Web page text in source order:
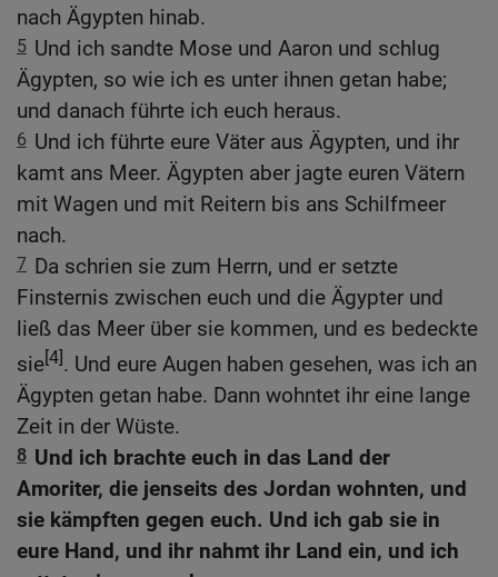
nach Ägypten hinab.
5 Und ich sandte Mose und Aaron und schlug
Ägypten, so wie ich es unter ihnen getan habe;
und danach führte ich euch heraus.
6 Und ich führte eure Väter aus Ägypten, und ihr
kamt ans Meer. Ägypten aber jagte euren Vätern
mit Wagen und mit Reitern bis ans Schilfmeer
nach.
7 Da schrien sie zum Herrn, und er setzte
Finsternis zwischen euch und die Ägypter und
ließ das Meer über sie kommen, und es bedeckte
sie[4]. Und eure Augen haben gesehen, was ich an
Ägypten getan habe. Dann wohntet ihr eine lange
Zeit in der Wüste.
8 Und ich brachte euch in das Land der
Amoriter, die jenseits des Jordan wohnten, und
sie kämpften gegen euch. Und ich gab sie in
eure Hand, und ihr nahmt ihr Land ein, und ich